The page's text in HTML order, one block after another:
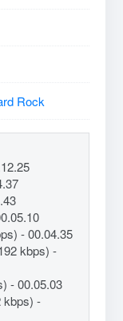
Rock
- 00.04.35
kbps) -
- 00.05.03
kbps) -